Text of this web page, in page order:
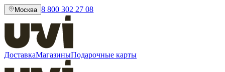
Москва 8 800 302 27 08
ДоставкаМагазиныПодарочные карты